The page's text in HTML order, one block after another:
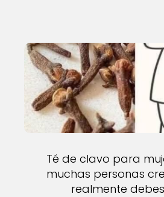
Té de clavo para
muchas personas
realmente